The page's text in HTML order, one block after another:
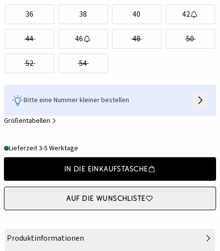
36 38 40 42
44 46 48 50
52 54
Bitte eine Nummer kleiner bestellen
Größentabellen
Lieferzeit 3-5 Werktage
In die Einkaufstasche
Auf die Wunschliste
Produktinformationen